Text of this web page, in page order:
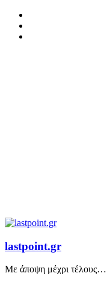
lastpoint.gr
Με άποψη μέχρι τέλους…